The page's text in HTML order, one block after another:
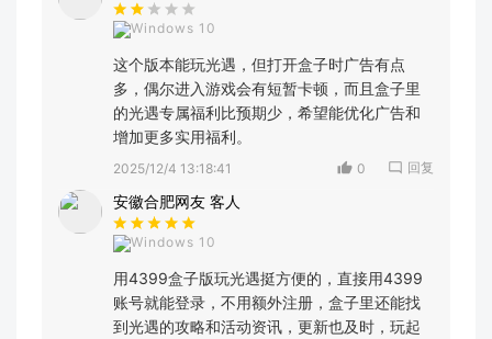
Windows 10
这个版本能玩光遇，但打开盒子时广告有点
多，偶尔进入游戏会有短暂卡顿，而且盒子里
的光遇专属福利比预期少，希望能优化广告和
增加更多实用福利。
2025/12/4 13:18:41 0 回复
安徽合肥网友 客人
Windows 10
用4399盒子版玩光遇挺方便的，直接用4399
账号就能登录，不用额外注册，盒子里还能找
到光遇的攻略和活动资讯，更新也及时，玩起